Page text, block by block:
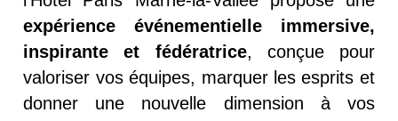
expérience événementielle immersive,
inspirante et fédératrice, conçue pour
valoriser vos équipes, marquer les esprits et
donner une nouvelle dimension à vos